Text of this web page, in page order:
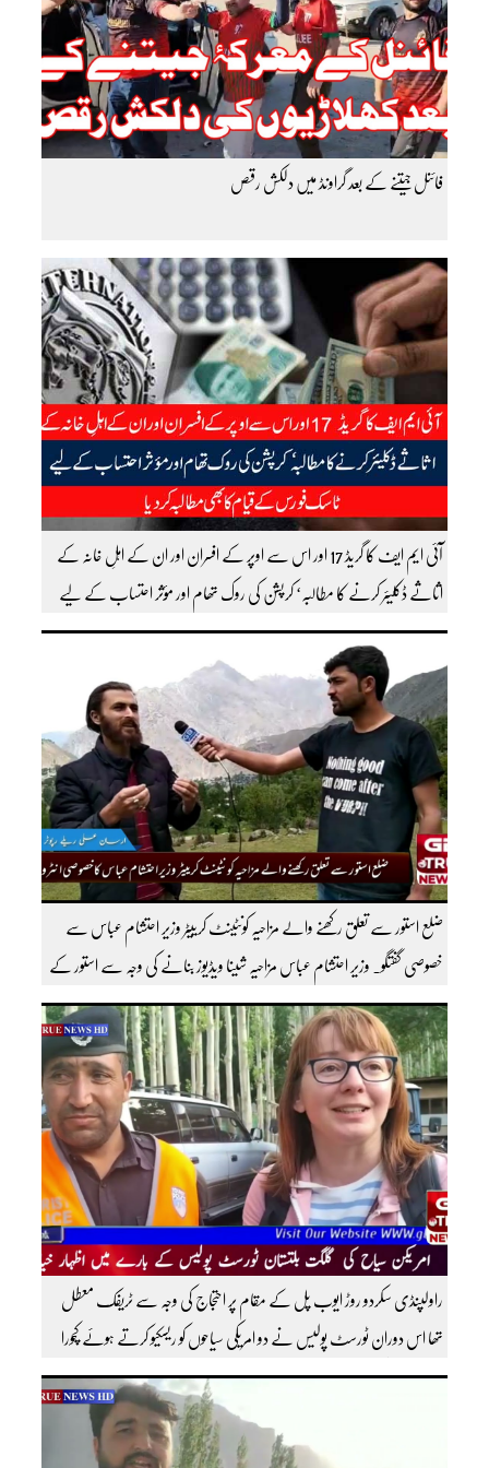
فائنل جیتنے کے بعد گراونڈ میں دلکش رقص
آئی ایم ایف کا گریڈ 17 اور اس سے اوپر کے افسران اور ان کے اہلِ خانہ کے
اثاثے ڈکلیئر کرنے کا مطالبہ‘ کرپشن کی روک تھام اور مؤثر احتساب کے لیے
ٹاسک فورس کے قیام کا بھی مطالبہ کردیا
ضلع استور سے تعلق رکھنے والے مزاحیہ کونٹینٹ کرییٹر وزیر احتشام عباس سے
خصوصی گفتگو۔ وزیر احتشام عباس مزاحیہ شینا ویڈیوز بنانے کی وجہ سے استور کے
اندر کافی مشہور ہیں مزید اچھی اچھی ویڈیوز دیکھنے کے لئے ہمارے یوٹیوب چینل کو
سبسکرائب کریں
راولپنڈی سکردو روڑ ایوب پل کے مقام پر احتجاج کی وجہ سے ٹریفک معطل
تھا اس دوران ٹورسٹ پولیس نے دو امریکی سیاحوں کو ریسکیو کرتے ہوئے کچورا
پہنچایا تھا امریکی سیاحوں کی گلگت بلتستان ٹورسٹ پولیس کے بارے اظہار
خیال کرتے ہوئے مزید اچھی اچھی ویڈیوز دیکھنے کے لئے ہمارے یوٹیوب چینل کو